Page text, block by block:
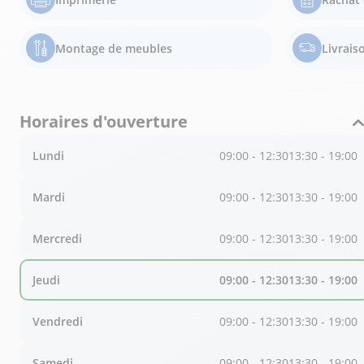
Montage de meubles
Horaires d'ouverture
Lundi 09:00 - 12:3013:30 - 19:00
Mardi 09:00 - 12:3013:30 - 19:00
Mercredi 09:00 - 12:3013:30 - 19:00
Jeudi 09:00 - 12:3013:30 - 19:00
Vendredi 09:00 - 12:3013:30 - 19:00